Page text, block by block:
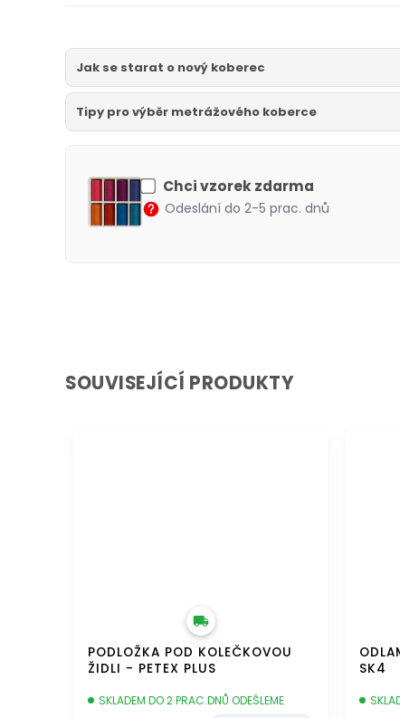
Jak se starat o nový koberec
Tipy pro výběr metrážového koberce
Chci vzorek zdarma
Odeslání do 2-5 prac. dnů
SOUVISEJÍCÍ PRODUKTY
PODLOŽKA POD KOLEČKOVOU
ŽIDLI - PETEX PLUS
SKLADEM DO 2 PRAC.DNŮ ODEŠLEME
SK4